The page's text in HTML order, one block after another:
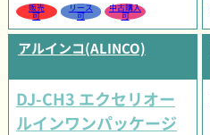
販売
可
リース
可
中古購入
可
アルインコ(ALINCO)
DJ-CH3 エクセリオー
ルインワンパッケージ